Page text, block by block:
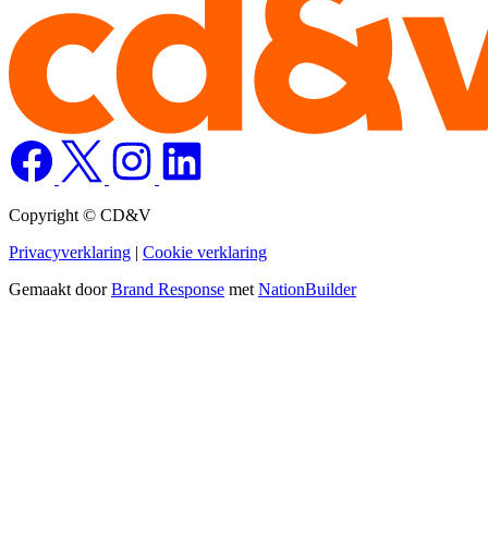
Copyright © CD&V
Privacyverklaring | Cookie verklaring
Gemaakt doorBrand Response met NationBuilder